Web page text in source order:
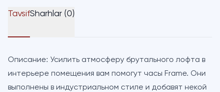
TavsifSharhlar (0)
Описание: Усилить атмосферу брутального лофта в
интерьере помещения вам помогут часы Frame. Они
выполнены в индустриальном стиле и добавят некой